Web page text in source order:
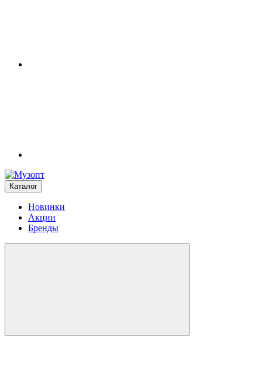
Каталог
Новинки
Акции
Бренды